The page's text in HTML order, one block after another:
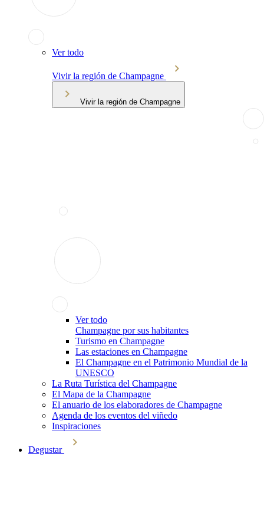
Ver todo
Vivir la región de Champagne
Vivir la región de Champagne
Ver todo
Champagne por sus habitantes
Turismo en Champagne
Las estaciones en Champagne
El Champagne en el Patrimonio Mundial de la
UNESCO
La Ruta Turística del Champagne
El Mapa de la Champagne
El anuario de los elaboradores de Champagne
Agenda de los eventos del viñedo
Inspiraciones
Degustar